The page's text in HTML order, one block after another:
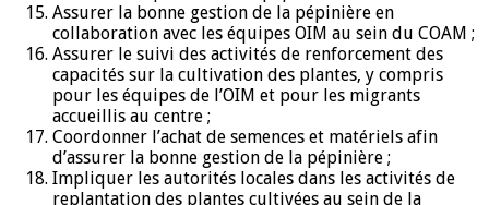
Assurer la bonne gestion de la pépinière en
collaboration avec les équipes OIM au sein du COAM ;
Assurer le suivi des activités de renforcement des
capacités sur la cultivation des plantes, y compris
pour les équipes de l’OIM et pour les migrants
accueillis au centre ;
Coordonner l’achat de semences et matériels afin
d’assurer la bonne gestion de la pépinière ;
Impliquer les autorités locales dans les activités de
replantation des plantes cultivées au sein de la